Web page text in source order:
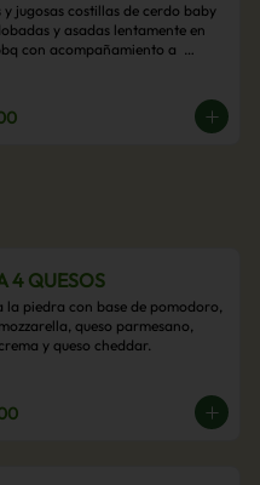
y jugosas costillas de cerdo baby
y asadas lentamente en
con acompañamiento a
Papas parmentier, Papas
blanco.
4 QUESOS
la piedra con base de pomodoro,
queso parmesano,
y queso cheddar.